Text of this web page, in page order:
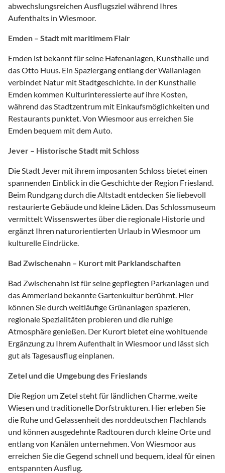
abwechslungsreichen Ausflugsziel während Ihres
Aufenthalts in Wiesmoor.
Emden – Stadt mit maritimem Flair
Emden ist bekannt für seine Hafenanlagen, Kunsthalle und
das Otto Huus. Ein Spaziergang entlang der Wallanlagen
verbindet Natur mit Stadtgeschichte. In der Kunsthalle
Emden kommen Kulturinteressierte auf ihre Kosten,
während das Stadtzentrum mit Einkaufsmöglichkeiten und
Restaurants punktet. Von Wiesmoor aus erreichen Sie
Emden bequem mit dem Auto.
Jever – Historische Stadt mit Schloss
Die Stadt Jever mit ihrem imposanten Schloss bietet einen
spannenden Einblick in die Geschichte der Region Friesland.
Beim Rundgang durch die Altstadt entdecken Sie liebevoll
restaurierte Gebäude und kleine Läden. Das Schlossmuseum
vermittelt Wissenswertes über die regionale Historie und
ergänzt Ihren naturorientierten Urlaub in Wiesmoor um
kulturelle Eindrücke.
Bad Zwischenahn – Kurort mit Parklandschaften
Bad Zwischenahn ist für seine gepflegten Parkanlagen und
das Ammerland bekannte Gartenkultur berühmt. Hier
können Sie durch weitläufige Grünanlagen spazieren,
regionale Spezialitäten probieren und die ruhige
Atmosphäre genießen. Der Kurort bietet eine wohltuende
Ergänzung zu Ihrem Aufenthalt in Wiesmoor und lässt sich
gut als Tagesausflug einplanen.
Zetel und die Umgebung des Frieslands
Die Region um Zetel steht für ländlichen Charme, weite
Wiesen und traditionelle Dorfstrukturen. Hier erleben Sie
die Ruhe und Gelassenheit des norddeutschen Flachlands
und können ausgedehnte Radtouren durch kleine Orte und
entlang von Kanälen unternehmen. Von Wiesmoor aus
erreichen Sie die Gegend schnell und bequem, ideal für einen
entspannten Ausflug.